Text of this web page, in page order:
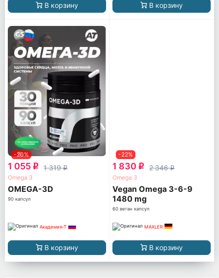
В корзину В корзину
-20%
1 055 q 1 319q
Omega 3
OMEGA-3D
90 капсул
Академия-Т
В корзину
-22%
1 830 q 2 346q
Omega 3
Vegan Omega 3-6-9
1480 mg
60 веган капсул
MAXLER
В корзину